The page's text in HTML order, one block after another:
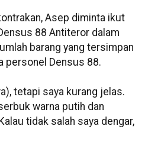
Asep diminta ikut
88 Antiteror dalam
barang yang tersimpan
personel Densus 88.
tetapi saya kurang jelas.
warna putih dan
tidak salah saya dengar,